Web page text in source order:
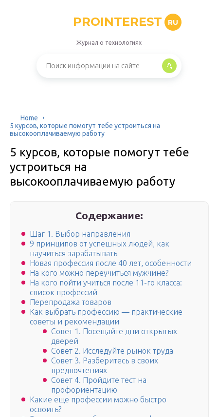
PROINTEREST RU
Журнал о технологиях
Home
5 курсов, которые помогут тебе устроиться на
высокооплачиваемую работу
5 курсов, которые помогут тебе
устроиться на
высокооплачиваемую работу
Содержание:
Шаг 1. Выбор направления
9 принципов от успешных людей, как
научиться зарабатывать
Новая профессия после 40 лет, особенности
На кого можно переучиться мужчине?
На кого пойти учиться после 11-го класса:
список профессий
Перепродажа товаров
Как выбрать профессию — практические
советы и рекомендации
Совет 1. Посещайте дни открытых
дверей
Совет 2. Исследуйте рынок труда
Совет 3. Разберитесь в своих
предпочтениях
Совет 4. Пройдите тест на
профориентацию
Какие еще профессии можно быстро
освоить?